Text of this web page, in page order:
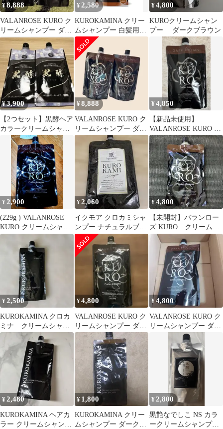
¥8,888
VALANROSE KURO ク
リームシャンプー ダー
クブラウン 2個セット
¥ 2,580
KUROKAMINA クリー
ムシャンプー 白髪用シ
ャンプー ライトブラウ
ン
¥4,800
KUROクリームシャン
プー ダークブラウン
¥3,900
【2つセット】黒酵ヘア
カラークリームシャン
プー プレミアムブラッ
ク 200g
¥8,888
VALANROSE KURO ク
リームシャンプー ダー
クブラウン 2個セット
¥4,850
【新品未使用】
VALANROSE KURO ク
リームシャンプー ダー
クブラウン
¥2,900
(229g ) VALANROSE
KURO クリームシャン
プー ダークブラウン
¥2,060
イクモア クロカミシャ
ンプー ナチュラルブラ
ック 400g 新品 未開封
¥4,800
【未開封】バランロー
ズ KURO クリームシ
ャンプー 400g
¥2,500
KUROKAMINA クロカ
ミナ クリームシャン
プー ブラック 300g
¥4,800
VALANROSE KURO ク
リームシャンプー ダー
クブラウン 400g
¥4,800
VALANROSE KURO ク
リームシャンプー ダー
クブラウン 400g
¥2,480
KUROKAMINA ヘアカ
ラー クリームシャンプ
¥ 1,800
KUROKAMINA クリー
ムシャンプー ダークブ
¥ 2,800
黒艶なでしこ NS カラ
ークリームシャンプー